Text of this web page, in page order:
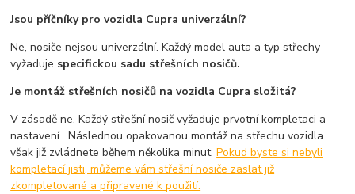
Jsou příčníky pro vozidla Cupra univerzální?
Ne, nosiče nejsou univerzální. Každý model auta a typ střechy
vyžaduje specifickou sadu střešních nosičů.
Je montáž střešních nosičů na vozidla Cupra složitá?
V zásadě ne. Každý střešní nosič vyžaduje prvotní kompletaci a
nastavení. Následnou opakovanou montáž na střechu vozidla
však již zvládnete během několika minut.Pokud byste si nebyli
kompletací jisti, můžeme vám střešní nosiče zaslat již
zkompletované a připravené k použití.